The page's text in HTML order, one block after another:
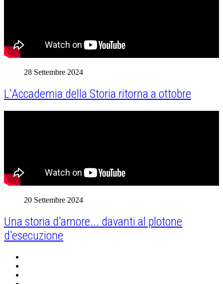
28 Settembre 2024
L'Accademia della Storia ritorna a ottobre
20 Settembre 2024
Una storia d'amore... davanti al plotone
d'esecuzione